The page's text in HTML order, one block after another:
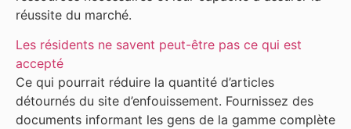
réussite du marché.
Les résidents ne savent peut-être pas ce qui est
accepté
Ce qui pourrait réduire la quantité d’articles
détournés du site d’enfouissement. Fournissez des
documents informant les gens de la gamme complète